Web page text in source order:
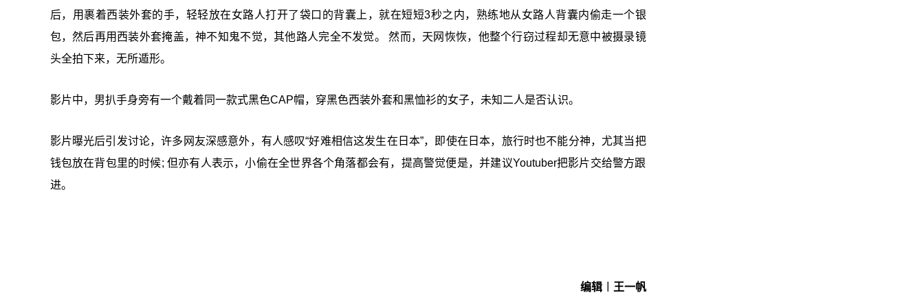
后，用裹着西装外套的手，轻轻放在女路人打开了袋口的背囊上，就在短短3秒之内，熟练地从女路人背囊内偷走一个银
包，然后再用西装外套掩盖，神不知鬼不觉，其他路人完全不发觉。 然而，天网恢恢，他整个行窃过程却无意中被摄录镜
头全拍下来，无所遁形。
影片中，男扒手身旁有一个戴着同一款式黑色CAP帽，穿黑色西装外套和黑恤衫的女子，未知二人是否认识。
影片曝光后引发讨论，许多网友深感意外，有人感叹“好难相信这发生在日本”，即使在日本，旅行时也不能分神，尤其当把
钱包放在背包里的时候; 但亦有人表示，小偷在全世界各个角落都会有，提高警觉便是，并建议Youtuber把影片交给警方跟
进。
编辑︱王一帆